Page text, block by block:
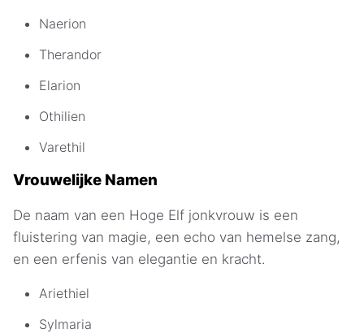
Naerion
Therandor
Elarion
Othilien
Varethil
Vrouwelijke Namen
De naam van een Hoge Elf jonkvrouw is een
fluistering van magie, een echo van hemelse zang,
en een erfenis van elegantie en kracht.
Ariethiel
Sylmaria